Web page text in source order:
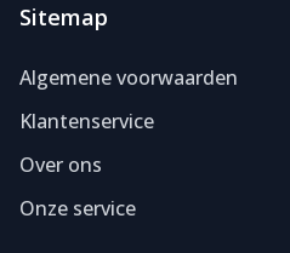
Sitemap
Algemene voorwaarden
Klantenservice
Over ons
Onze service